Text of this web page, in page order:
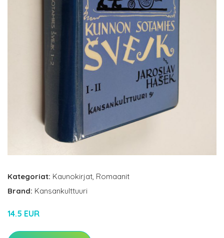
Kategoriat: Kaunokirjat, Romaanit
Brand: Kansankulttuuri
14.5 EUR